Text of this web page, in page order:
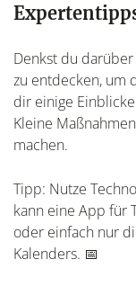
Denkst du
zu entdecken, um
dir einige
Kleine
machen.
Tipp: Nutze
kann eine App für
oder einfach nur
Kalenders. 📅